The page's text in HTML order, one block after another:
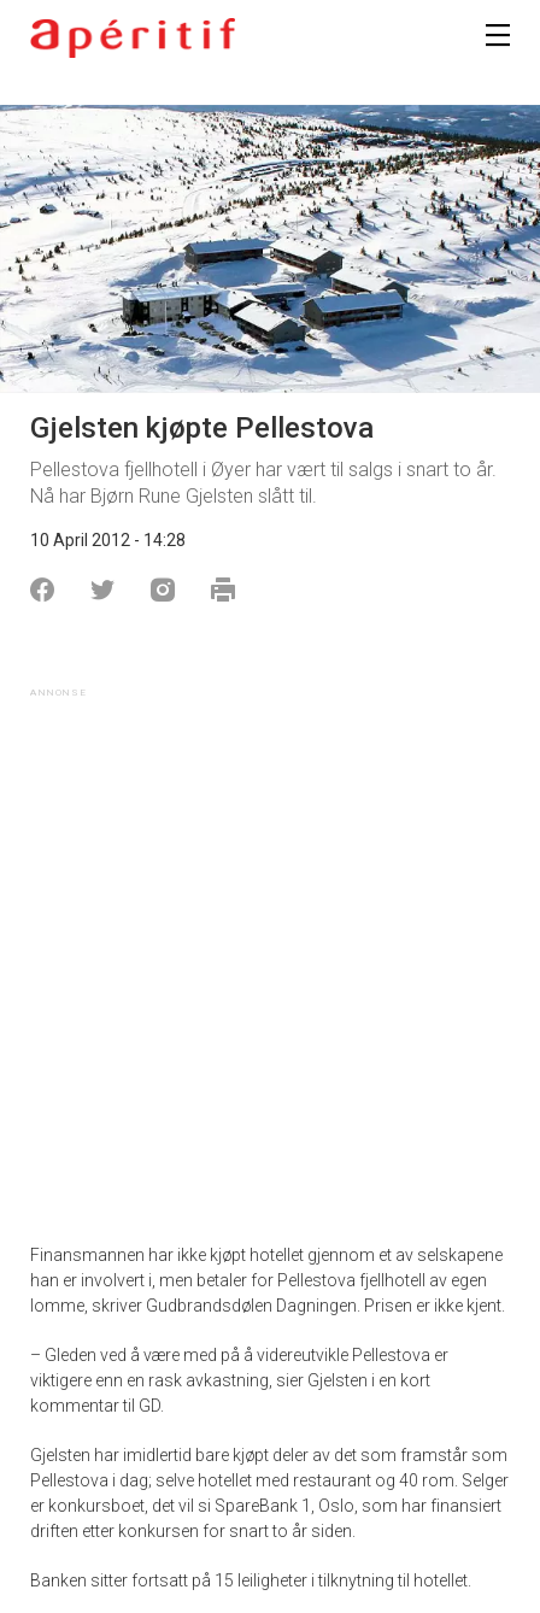
Gjelsten kjøpte Pellestova
Pellestova fjellhotell i Øyer har vært til salgs i snart to år.
Nå har Bjørn Rune Gjelsten slått til.
10 April 2012 - 14:28
Finansmannen har ikke kjøpt hotellet gjennom et av selskapene
han er involvert i, men betaler for Pellestova fjellhotell av egen
lomme, skriver Gudbrandsdølen Dagningen. Prisen er ikke kjent.
– Gleden ved å være med på å videreutvikle Pellestova er
viktigere enn en rask avkastning, sier Gjelsten i en kort
kommentar til GD.
Gjelsten har imidlertid bare kjøpt deler av det som framstår som
Pellestova i dag; selve hotellet med restaurant og 40 rom. Selger
er konkursboet, det vil si SpareBank 1, Oslo, som har finansiert
driften etter konkursen for snart to år siden.
Banken sitter fortsatt på 15 leiligheter i tilknytning til hotellet.